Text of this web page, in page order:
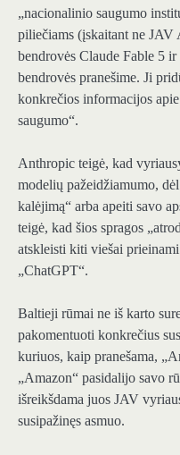
„nacionalinio saugumo
piliečiams (įskaitant ne JAV
bendrovės Claude Fable 5
bendrovės pranešime. Ji
konkrečios informacijos
saugumo“.
Anthropic teigė, kad
modelių pažeidžiamumo,
kalėjimą“ arba apeiti savo
teigė, kad šios spragos
atskleisti kiti viešai
„ChatGPT“.
Baltieji rūmai ne iš karto
pakomentuoti konkrečius
kuriuos, kaip pranešama,
„Amazon“ pasidalijo savo
išreikšdama juos JAV
susipažinęs asmuo.